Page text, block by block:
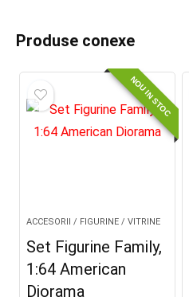
Produse conexe
NOU IN STOC
ACCESORII / FIGURINE / VITRINE
Set Figurine Family,
1:64 American
Diorama